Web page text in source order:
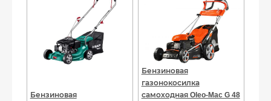
Бензиновая
Бензиновая
газонокосилка
самоходная Oleo-Mac G 48